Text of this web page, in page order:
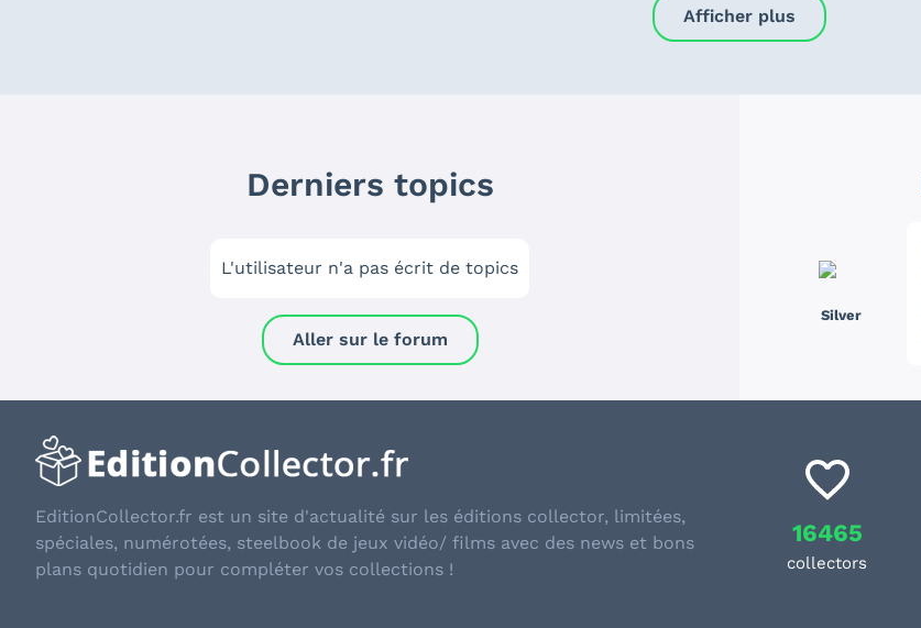
Afficher plus
Silver
Derniers topics
L'utilisateur n'a pas écrit de topics
Aller sur le forum
EditionCollector.fr est un site d'actualité sur les éditions collector, limitées,
spéciales, numérotées, steelbook de jeux vidéo/ films avec des news et bons
plans quotidien pour compléter vos collections !
16465
collectors